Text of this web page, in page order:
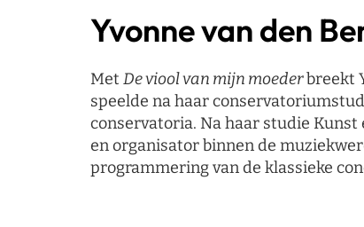
Yvonne van den
Met De viool van mijn moederbreekt
speelde na haar
conservatoria. Na haar studie Kunst
en organisator binnen de
programmering van de klassieke